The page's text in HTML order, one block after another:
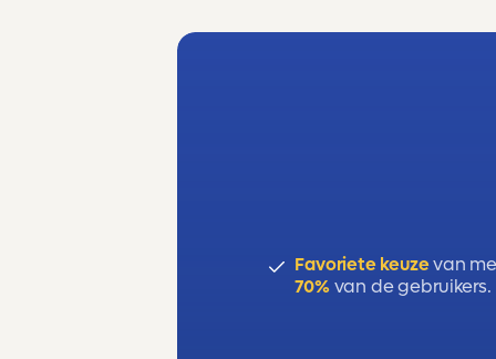
Favoriete keuzevan
70%van de gebruikers.